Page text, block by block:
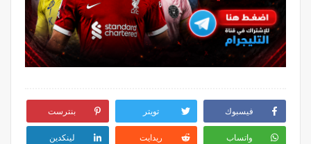
فيسبوك تويتر بنترست
واتساب ريدايت لينكدين